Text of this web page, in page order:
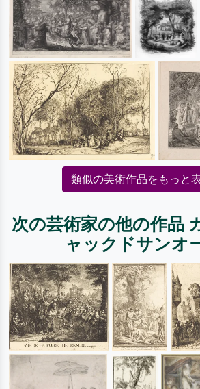
類似の美術作品をもっと
次の芸術家の他の作品
ャックドサンオ